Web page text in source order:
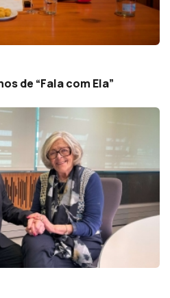
de “Fala com Ela”